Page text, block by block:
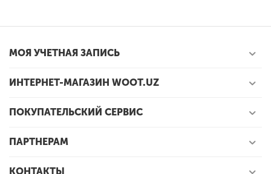
МОЯ УЧЕТНАЯ ЗАПИСЬ
ИНТЕРНЕТ-МАГАЗИН WOOT.UZ
ПОКУПАТЕЛЬСКИЙ СЕРВИС
ПАРТНЕРАМ
КОНТАКТЫ